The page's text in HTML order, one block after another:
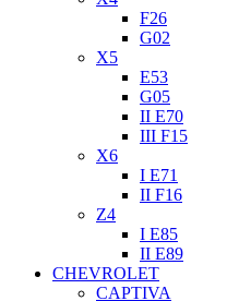
F26
G02
X5
E53
G05
II E70
III F15
X6
I E71
II F16
Z4
I E85
II E89
CHEVROLET
CAPTIVA